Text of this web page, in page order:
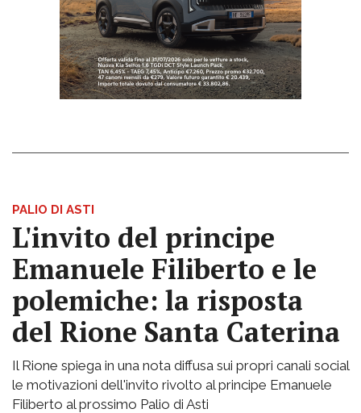
PALIO DI ASTI
L'invito del principe
Emanuele Filiberto e le
polemiche: la risposta
del Rione Santa Caterina
Il Rione spiega in una nota diffusa sui propri canali social
le motivazioni dell'invito rivolto al principe Emanuele
Filiberto al prossimo Palio di Asti